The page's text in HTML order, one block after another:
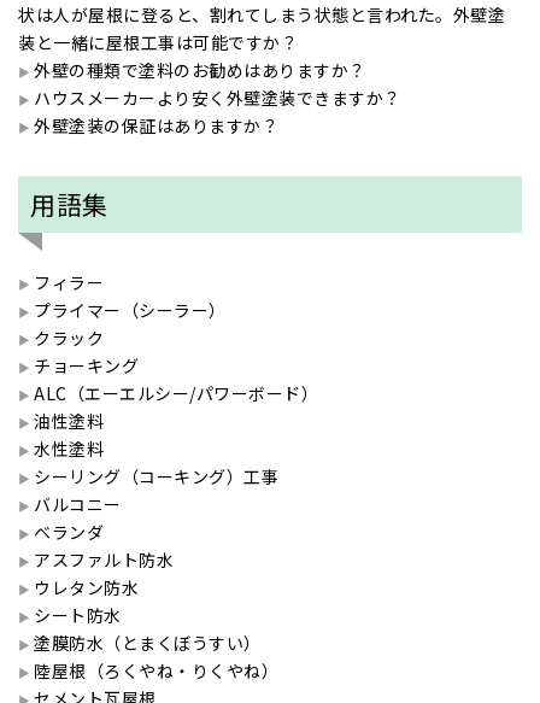
状は人が屋根に登ると、割れてしまう状態と言われた。外壁塗
装と一緒に屋根工事は可能ですか？
外壁の種類で塗料のお勧めはありますか？
ハウスメーカーより安く外壁塗装できますか？
外壁塗装の保証はありますか？
用語集
フィラー
プライマー（シーラー）
クラック
チョーキング
ALC（エーエルシー/パワーボード）
油性塗料
水性塗料
シーリング（コーキング）工事
バルコニー
ベランダ
アスファルト防水
ウレタン防水
シート防水
塗膜防水（とまくぼうすい）
陸屋根（ろくやね・りくやね）